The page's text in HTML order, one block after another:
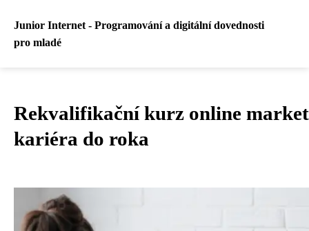
Junior Internet - Programování a digitální dovednosti
pro mladé
Rekvalifikační kurz online
kariéra do roka